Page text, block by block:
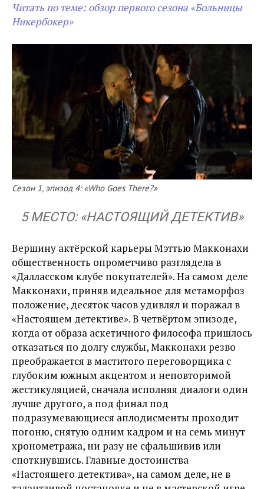
Читать по теме: обзор первого сезона «Больницы
Никербокер»
Сезон 1, эпизод 4: «Who Goes There?»
5 МЕСТО: «НАСТОЯЩИЙ ДЕТЕКТИВ»
Вершину актёрской карьеры Мэттью Макконахи
общественность опрометчиво разглядела в
«Далласском клубе покупателей». На самом деле
Макконахи, приняв идеальное для метаморфоз
положение, десяток часов удивлял и поражал в
«Настоящем детективе». В четвёртом эпизоде,
когда от образа аскетичного философа пришлось
отказаться по долгу службы, Макконахи резво
преображается в маститого переговорщика с
глубоким южным акцентом и неповторимой
жестикуляцией, сначала исполняя диалоги один
лучше другого, а под финал под
подразумевающиеся аплодисменты проходит
погоню, снятую одним кадром и на семь минут
хронометража, ни разу не сфальшивив или
споткнувшись. Главные достоинства
«Настоящего детектива», на самом деле, не в